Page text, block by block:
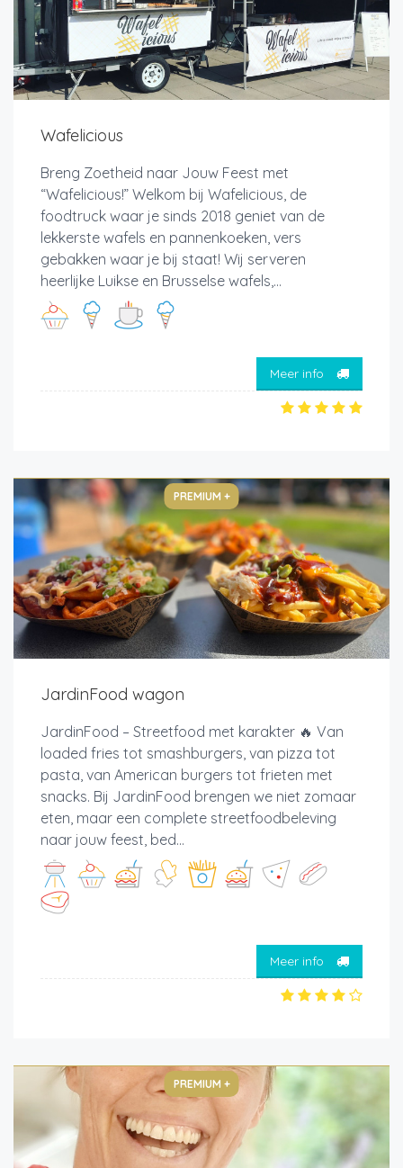
Wafelicious
Breng Zoetheid naar Jouw Feest met
“Wafelicious!” Welkom bij Wafelicious, de
foodtruck waar je sinds 2018 geniet van de
lekkerste wafels en pannenkoeken, vers
gebakken waar je bij staat! Wij serveren
heerlijke Luikse en Brusselse wafels,...
Meer info
PREMIUM +
JardinFood wagon
JardinFood – Streetfood met karakter 🔥 Van
loaded fries tot smashburgers, van pizza tot
pasta, van American burgers tot frieten met
snacks. Bij JardinFood brengen we niet zomaar
eten, maar een complete streetfoodbeleving
naar jouw feest, bed...
Meer info
PREMIUM +